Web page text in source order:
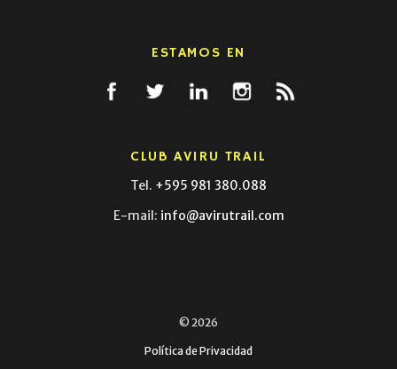
ESTAMOS EN
CLUB AVIRU TRAIL
Tel. +595 981 380.088
E-mail: info@avirutrail.com
© 2026
Política de Privacidad